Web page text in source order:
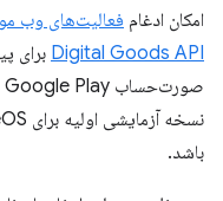
امکان ادغام فعالیت‌های وب
Digital Goods API برای
باشد.